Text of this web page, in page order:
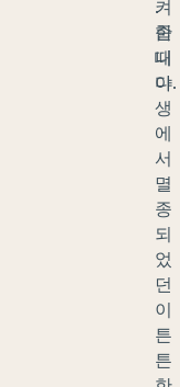
.
한
때
야
생
에
서
멸
종
되
었
던
이
튼
튼
켜
줍
니
다.